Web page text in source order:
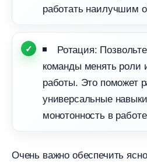
работать наилучшим
Ротация:
команды менять роли
работы. Это поможет
универсальные
монотонность в
Очень важно обеспечить